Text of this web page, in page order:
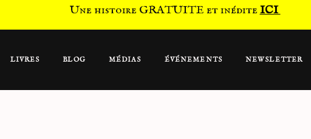
Une histoire GRATUITE et inéditeICI
LIVRES BLOG MÉDIAS ÉVÉNEMENTS NEWSLETTER